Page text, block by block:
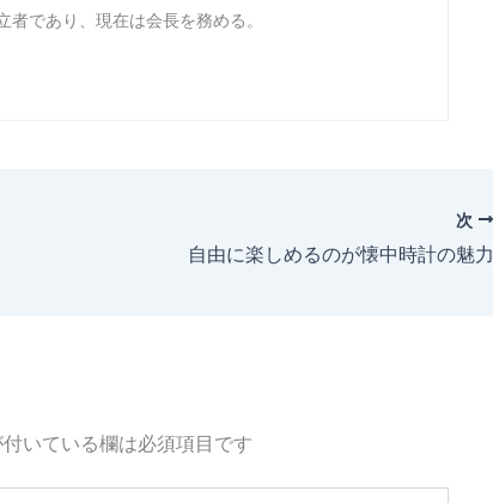
であり、現在は会長を務める。
次
自由に楽しめるのが懐中時計の魅力
付いている欄は必須項目です